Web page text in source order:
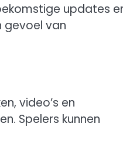
updates
gevoel van
video’s en
Spelers kunnen